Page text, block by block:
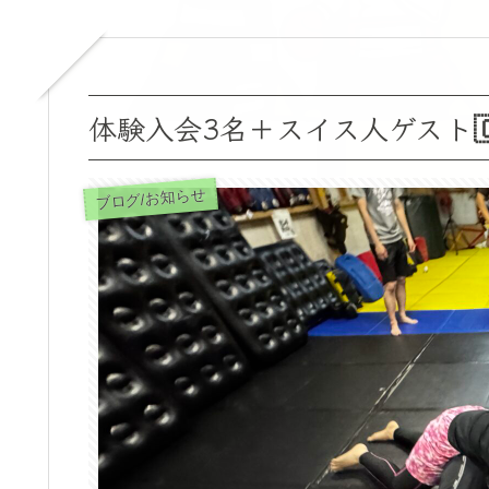
体験入会3名＋スイス人ゲス
ブログ/お知らせ